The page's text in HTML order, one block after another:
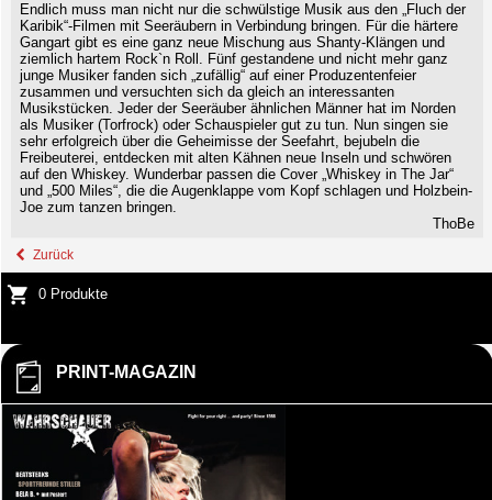
Endlich muss man nicht nur die schwülstige Musik aus den „Fluch der
Karibik“-Filmen mit Seeräubern in Verbindung bringen. Für die härtere
Gangart gibt es eine ganz neue Mischung aus Shanty-Klängen und
ziemlich hartem Rock`n Roll. Fünf gestandene und nicht mehr ganz
junge Musiker fanden sich „zufällig“ auf einer Produzentenfeier
zusammen und versuchten sich da gleich an interessanten
Musikstücken. Jeder der Seeräuber ähnlichen Männer hat im Norden
als Musiker (Torfrock) oder Schauspieler gut zu tun. Nun singen sie
sehr erfolgreich über die Geheimisse der Seefahrt, bejubeln die
Freibeuterei, entdecken mit alten Kähnen neue Inseln und schwören
auf den Whiskey. Wunderbar passen die Cover „Whiskey in The Jar“
und „500 Miles“, die die Augenklappe vom Kopf schlagen und Holzbein-
Joe zum tanzen bringen.
ThoBe
Zurück
0 Produkte
PRINT-MAGAZIN